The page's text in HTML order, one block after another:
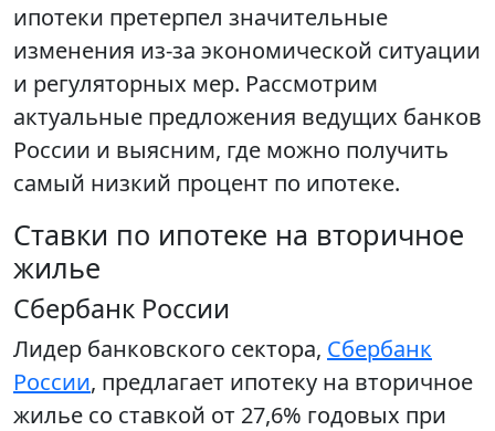
ипотеки претерпел значительные
изменения из-за экономической ситуации
и регуляторных мер. Рассмотрим
актуальные предложения ведущих банков
России и выясним, где можно получить
самый низкий процент по ипотеке.
Ставки по ипотеке на вторичное
жилье
Сбербанк России
Лидер банковского сектора, Сбербанк
России, предлагает ипотеку на вторичное
жилье со ставкой от 27,6% годовых при